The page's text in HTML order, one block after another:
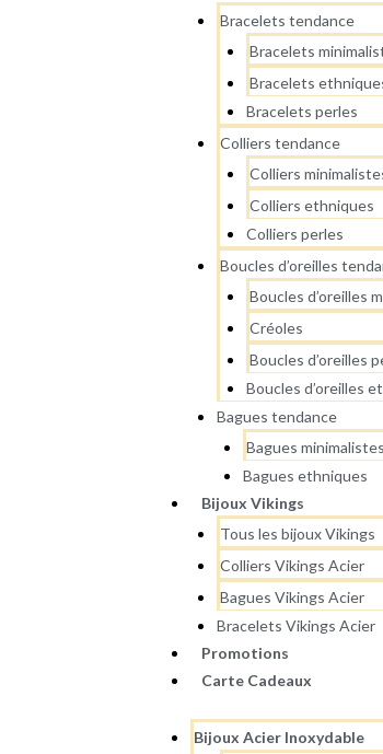
Bracelets tendance
Bracelets
Bracelets
Bracelets perles
Colliers tendance
Colliers
Colliers ethniques
Colliers perles
Boucles d’oreilles
Boucles d’oreilles
Créoles
Boucles d’oreilles
Boucles d’oreilles
Bagues tendance
Bagues minimalistes
Bagues ethniques
Bijoux Vikings
Tous les bijoux Vikings
Colliers Vikings Acier
Bagues Vikings Acier
Bracelets Vikings Acier
Promotions
Carte Cadeaux
Bijoux Acier Inoxydable